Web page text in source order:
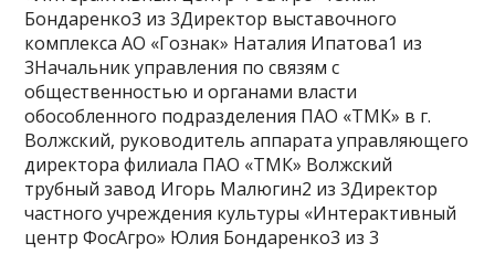
Бондаренко3 из 3Директор выставочного
комплекса АО «Гознак» Наталия Ипатова1 из
3Начальник управления по связям с
общественностью и органами власти
обособленного подразделения ПАО «ТМК» в г.
Волжский, руководитель аппарата управляющего
директора филиала ПАО «ТМК» Волжский
трубный завод Игорь Малюгин2 из 3Директор
частного учреждения культуры «Интерактивный
центр ФосАгро» Юлия Бондаренко3 из 3